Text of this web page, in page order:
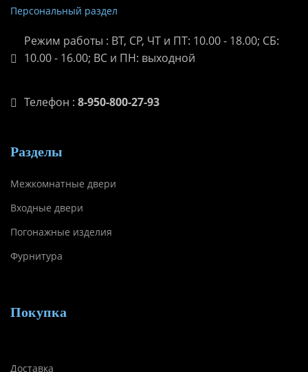
Персональный раздел
Режим работы : ВТ, СР, ЧТ и ПТ: 10.00 - 18.00; СБ:
10.00 - 16.00; ВС и ПН: выходной
Телефон : 8-950-800-27-93
Разделы
Межкомнатные двери
Входные двери
Погонажные изделия
Фурнитура
Покупка
Доставка